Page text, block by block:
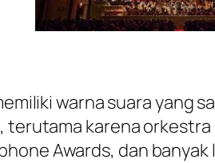
warna suara yang
karena
Awards, dan banyak